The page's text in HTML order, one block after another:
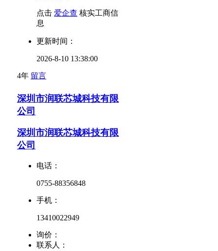
点击 爱企查 核实工商信
息
更新时间：
2026-8-10 13:38:00
4年 留言
深圳市润联芯城科技有限
公司
深圳市润联芯城科技有限
公司
电话：
0755-88356848
手机：
13410022949
询价：
联系人：